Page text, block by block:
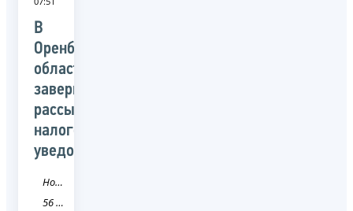
В
Оренбургской
области
завершена
рассылка
налоговых
уведомлений
Новость
56 Оренбургская область